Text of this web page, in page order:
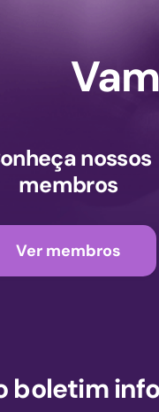
nossos
membros
Ver membros
boletim